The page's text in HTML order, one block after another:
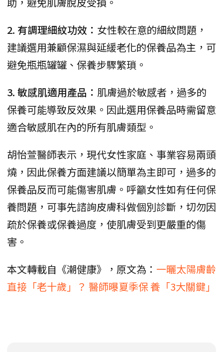
2. 有調理細紋功效： 女性較在意的細紋問題，
建議選用兼顧保濕與延緩老化的保養品為主，可
避免瓶瓶罐罐、保養步驟繁瑣。
3. 敏感肌適用產品： 肌膚過於敏感者，過多的
保養可能導致反效果。因此選用保養品時需留意
適合敏感肌在內的所有肌膚類型。
胡怡萱醫師表示，現代女性家庭、事業容易兩頭
燒，因此保養方面建議以簡單為主即可，過多的
保養品反而可能傷害肌膚。呼籲女性如有任何保
養問題，可事先諮詢皮膚科做個別診斷，切勿因
疏於保養或保養過度，使肌膚受到更嚴重的傷
害。
本文轉載自《潮健康》，原文為： 一曬太陽膚齡
直接「老十歲」？ 醫師曝夏季保 養「3大關鍵」